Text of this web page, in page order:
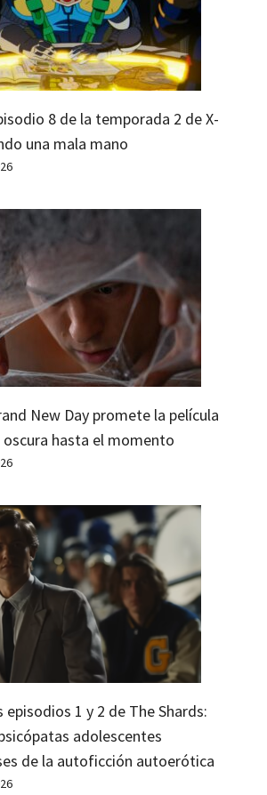
8 de la temporada 2 de X-
una mala mano
New Day promete la película
oscura hasta el momento
episodios 1 y 2 de The Shards:
adolescentes
de la autoficción autoerótica